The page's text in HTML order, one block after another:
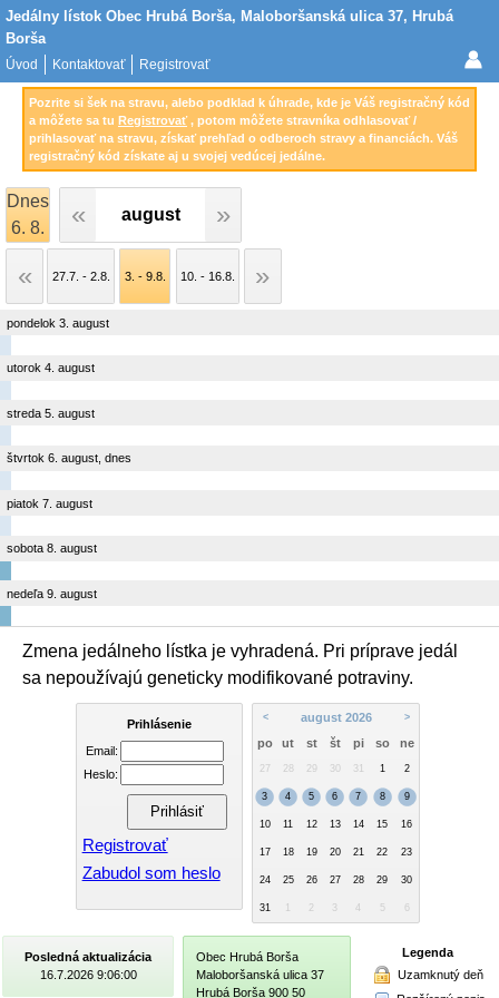
Jedálny lístok Obec Hrubá Borša, Maloboršanská ulica 37, Hrubá
Borša
Úvod Kontaktovať Registrovať
Pozrite si šek na stravu, alebo podklad k úhrade, kde je Váš registračný kód
a môžete sa tu Registrovať, potom môžete stravníka odhlasovať /
prihlasovať na stravu, získať prehľad o odberoch stravy a financiách. Váš
registračný kód získate aj u svojej vedúcej jedálne.
Dnes
6. 8.
august
27.7. - 2.8. 3. - 9.8. 10. - 16.8.
pondelok 3. august
utorok 4. august
streda 5. august
štvrtok 6. august, dnes
piatok 7. august
sobota 8. august
nedeľa 9. august
Zmena jedálneho lístka je vyhradená. Pri príprave jedál
sa nepoužívajú geneticky modifikované potraviny.
Prihlásenie
Email:
Heslo:
Registrovať
Zabudol som heslo
< august 2026 >
po ut st št pi so ne
27 28 29 30 31 1 2
3 4 5 6 7 8 9
10 11 12 13 14 15 16
17 18 19 20 21 22 23
24 25 26 27 28 29 30
31 2 3 4 5 6
Posledná aktualizácia
16.7.2026 9:06:00
Obec Hrubá Borša
Maloboršanská ulica 37
Hrubá Borša 900 50
Legenda
Uzamknutý deň